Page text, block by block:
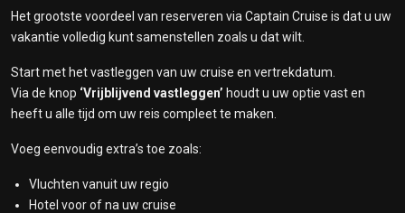
Het grootste voordeel van reserveren via Captain Cruise is dat u uw
vakantie volledig kunt samenstellen zoals u dat wilt.
Start met het vastleggen van uw cruise en vertrekdatum.
Via de knop ‘Vrijblijvend vastleggen’ houdt u uw optie vast en
heeft u alle tijd om uw reis compleet te maken.
Voeg eenvoudig extra’s toe zoals:
Vluchten vanuit uw regio
Hotel voor of na uw cruise